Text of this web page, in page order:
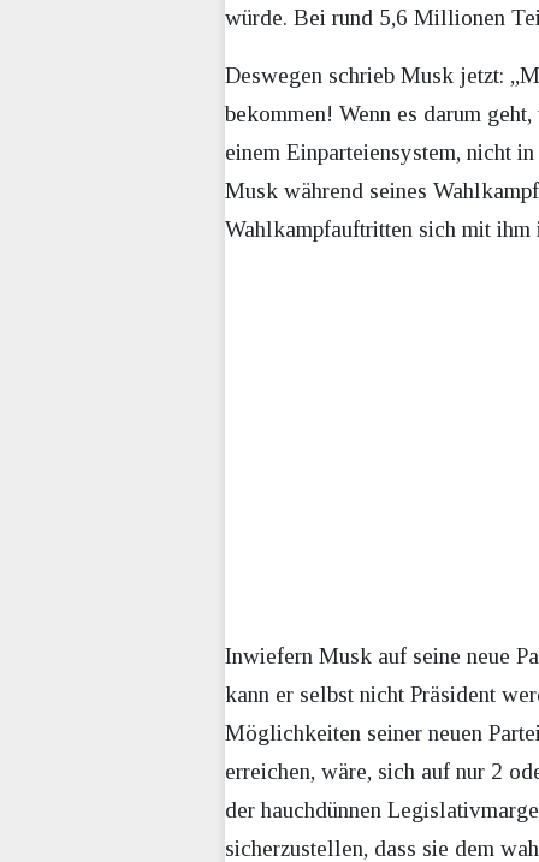
würde. Bei rund 5,6 Millionen
Deswegen schrieb Musk jetzt:
bekommen! Wenn es darum
einem Einparteiensystem, nicht
Musk während seines
Wahlkampfauftritten sich mit ihm
Inwiefern Musk auf seine neue
kann er selbst nicht Präsident
Möglichkeiten seiner neuen
erreichen, wäre, sich auf nur 2
der hauchdünnen
sicherzustellen, dass sie dem